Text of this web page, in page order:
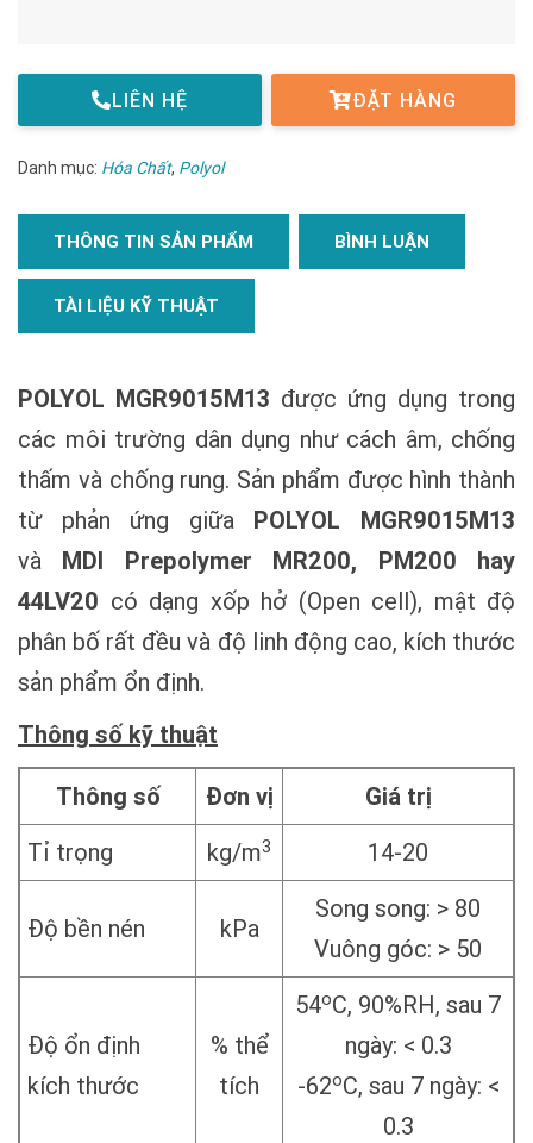
LIÊN HỆ ĐẶT HÀNG
Danh mục: Hóa Chất, Polyol
THÔNG TIN SẢN PHẨM BÌNH LUẬN
TÀI LIỆU KỸ THUẬT
POLYOL MGR9015M13 được ứng dụng trong
các môi trường dân dụng như cách âm, chống
thấm và chống rung. Sản phẩm được hình thành
từ phản ứng giữa POLYOL MGR9015M13
và MDI Prepolymer MR200, PM200 hay
44LV20 có dạng xốp hở (Open cell), mật độ
phân bố rất đều và độ linh động cao, kích thước
sản phẩm ổn định.
Thông số kỹ thuật
Thông số Đơn vị
Giá trị
Tỉ trọng
kg/m3 14-20
Độ bền nén kPa
Song song: > 80
Vuông góc: > 50
Độ ổn định
kích thước
% thể
tích
54oC, 90%RH, sau 7
ngày: < 0.3
-62oC, sau 7 ngày: <
0.3